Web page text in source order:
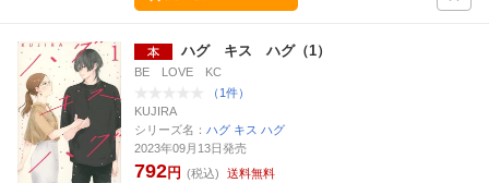
ハグ キス ハグ（1）
BE LOVE KC
（1件）
KUJIRA
シリーズ名： ハグ キス ハグ
2023年09月13日発売
792円 (税込) 送料無料